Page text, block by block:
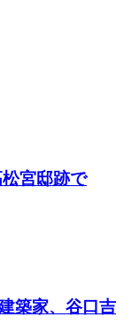
宮邸跡で
築家、谷口吉